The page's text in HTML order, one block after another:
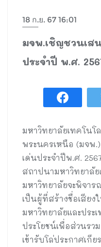
18 ก.ย. 67 16:01
มจพ.เชิญชวนเส
ประจำปี พ.ศ.
มหาวิทยาลัยเทคโนโ
พระนครเหนือ (มจพ
เด่นประจำปีพ.ศ.
สถาปนามหาวิทยาลั
มหาวิทยาลัยจะพิจา
เป็นผู้ที่สร้างชื่อเสียง
มหาวิทยาลัยและปร
ประโยชน์เพื่อส่วนรว
เข้ารับโล่ประกาศเ